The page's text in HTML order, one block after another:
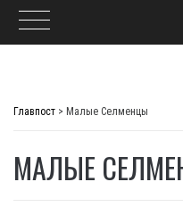
Главпост > Малые Селменцы
МАЛЫЕ